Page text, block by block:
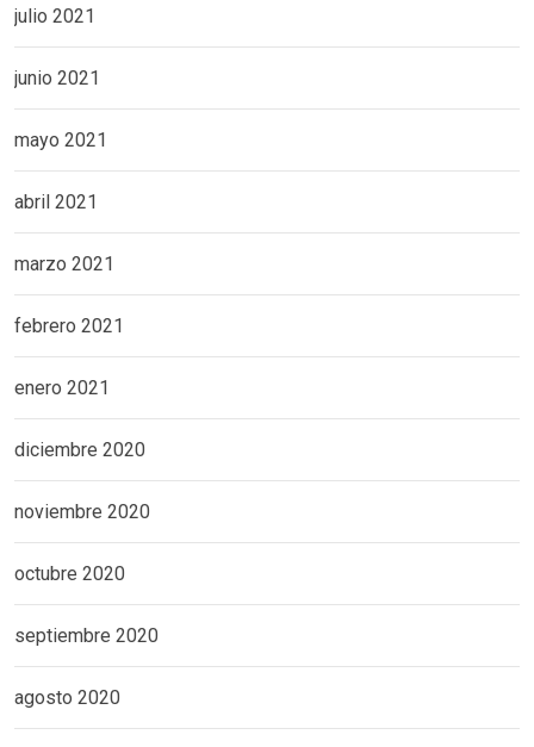
julio 2021
junio 2021
mayo 2021
abril 2021
marzo 2021
febrero 2021
enero 2021
diciembre 2020
noviembre 2020
octubre 2020
septiembre 2020
agosto 2020